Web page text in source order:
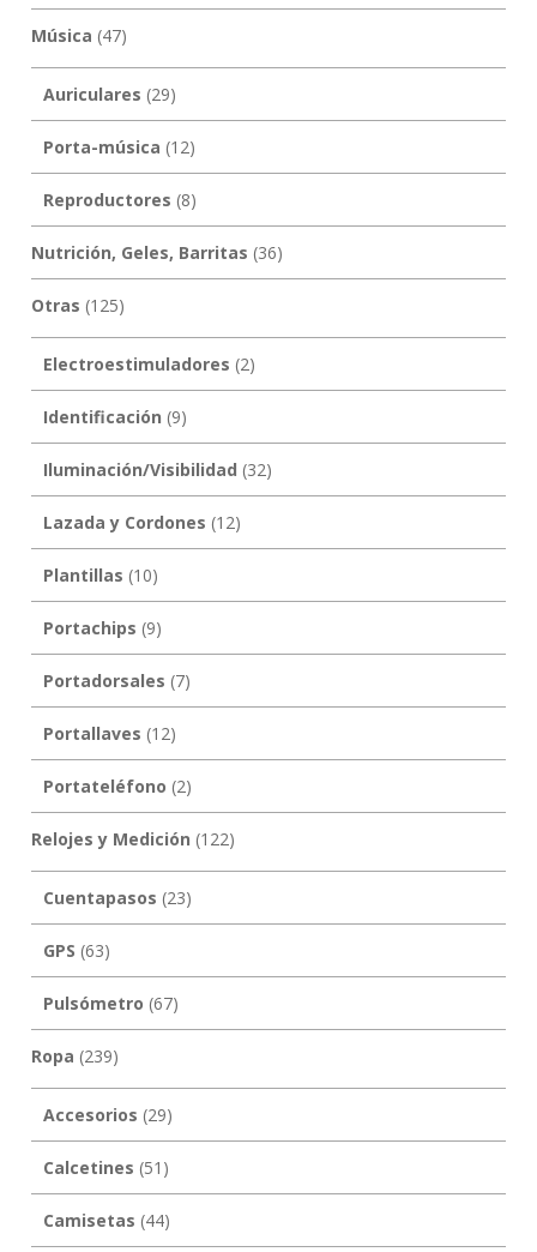
Música (47)
Auriculares (29)
Porta-música (12)
Reproductores (8)
Nutrición, Geles, Barritas (36)
Otras (125)
Electroestimuladores (2)
Identificación (9)
Iluminación/Visibilidad (32)
Lazada y Cordones (12)
Plantillas (10)
Portachips (9)
Portadorsales (7)
Portallaves (12)
Portateléfono (2)
Relojes y Medición (122)
Cuentapasos (23)
GPS (63)
Pulsómetro (67)
Ropa (239)
Accesorios (29)
Calcetines (51)
Camisetas (44)